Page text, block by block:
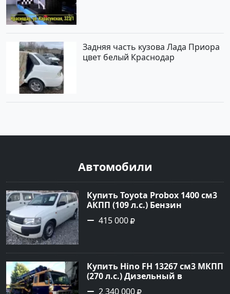
Задняя часть кузова Лада Приора
цвет белый Краснодар
Автомобили
Купить Toyota Probox 1400 см3
АКПП (109 л.с.) Бензин
инжектор в Новороссийск:
цвет белый Универсал 2010
Авторынок23
415 000
Купить Hino FH 13267 см3 МКПП
(270 л.с.) Дизельный в
г.Краснодар: цвет Синий
2 340 000